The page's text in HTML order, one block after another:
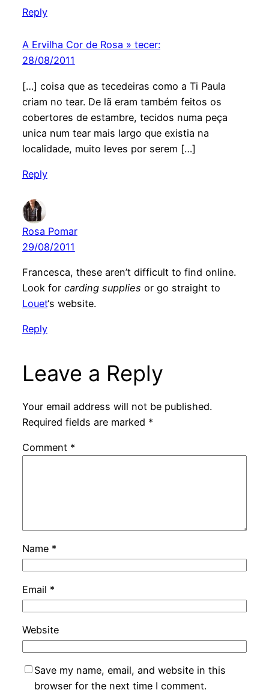
Reply
A Ervilha Cor de Rosa » tecer:
28/08/2011
[…] coisa que as tecedeiras como a Ti Paula
criam no tear. De lã eram também feitos os
cobertores de estambre, tecidos numa peça
unica num tear mais largo que existia na
localidade, muito leves por serem […]
Reply
Rosa Pomar
29/08/2011
Francesca, these aren’t difficult to find online.
Look for carding supplies or go straight to
Louet‘s website.
Reply
Leave a Reply
Your email address will not be published.
Required fields are marked *
Comment *
Name *
Email *
Website
Save my name, email, and website in this
browser for the next time I comment.